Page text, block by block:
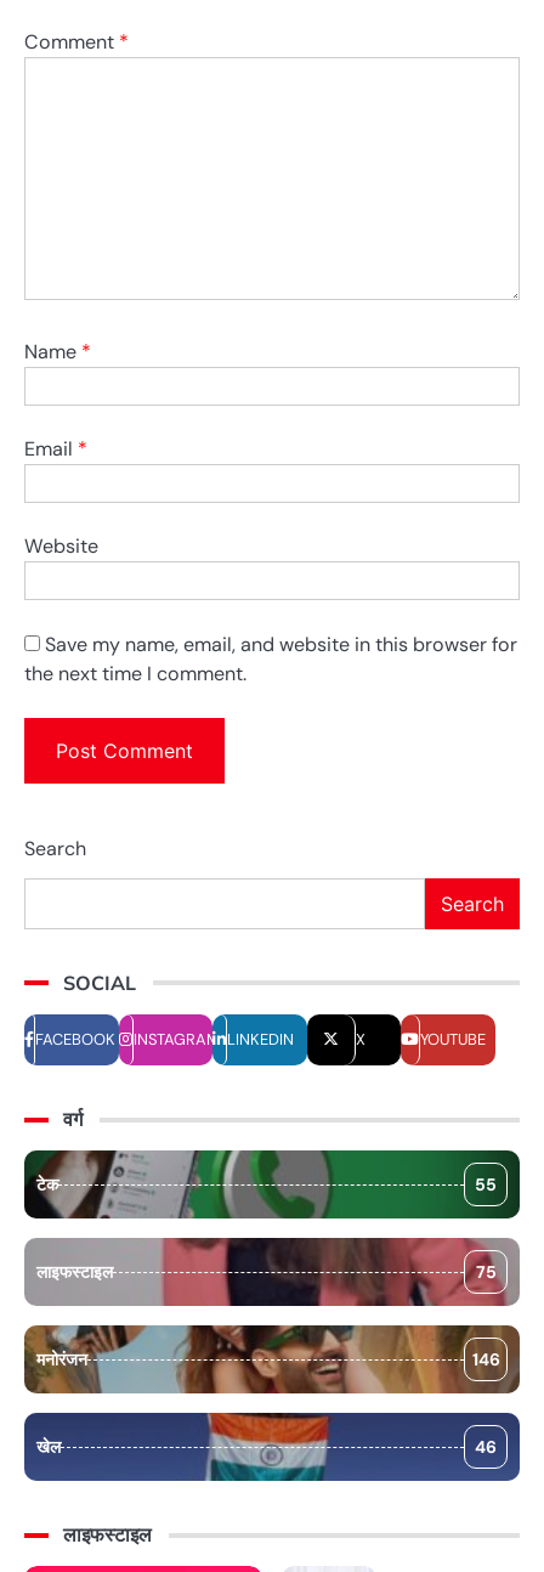
Comment *
Name *
Email *
Website
Save my name, email, and website in this browser for
the next time I comment.
Search
Search
SOCIAL
FACEBOOK INSTAGRAM LINKEDIN X YOUTUBE
वर्ग
टेक 55
लाइफस्टाइल 75
मनोरंजन 146
खेल 46
लाइफस्टाइल